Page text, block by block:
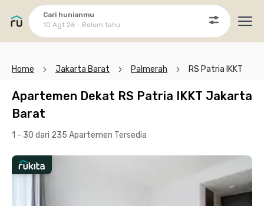
Cari hunianmu
10 Agt 26 - Belum tahu
Home Jakarta Barat Palmerah RS Patria IKKT
Apartemen Dekat RS Patria IKKT Jakarta
Barat
1 - 30 dari 235 Apartemen Tersedia